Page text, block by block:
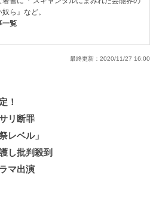
ら』など。
一覧
最終更新： 2020/11/27 16:00
！
リ断罪
レベル」
し批判殺到
マ出演